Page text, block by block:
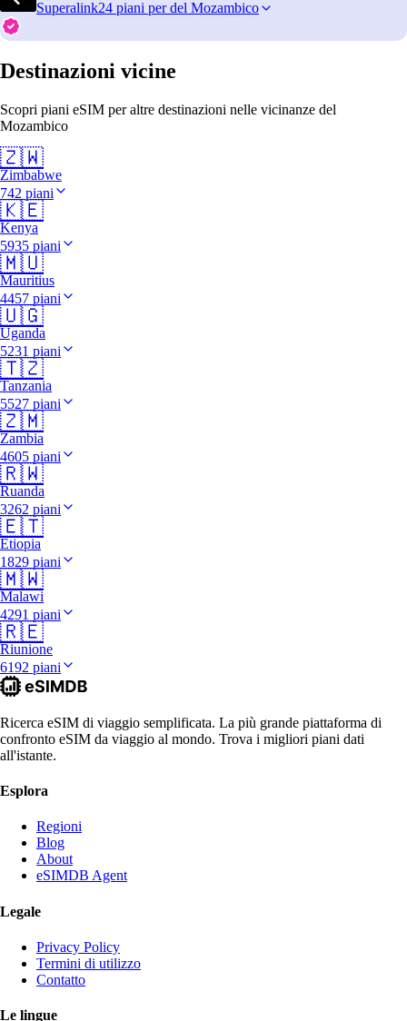
Superalink24 piani per del Mozambico
Destinazioni vicine
Scopri piani eSIM per altre destinazioni nelle vicinanze del
Mozambico
🇿🇼
Zimbabwe
742 piani
🇰🇪
Kenya
5935 piani
🇲🇺
Mauritius
4457 piani
🇺🇬
Uganda
5231 piani
🇹🇿
Tanzania
5527 piani
🇿🇲
Zambia
4605 piani
🇷🇼
Ruanda
3262 piani
🇪🇹
Etiopia
1829 piani
🇲🇼
Malawi
4291 piani
🇷🇪
Riunione
6192 piani
Ricerca eSIM di viaggio semplificata. La più grande piattaforma di
confronto eSIM da viaggio al mondo. Trova i migliori piani dati
all'istante.
Esplora
Regioni
Blog
About
eSIMDB Agent
Legale
Privacy Policy
Termini di utilizzo
Contatto
Le lingue